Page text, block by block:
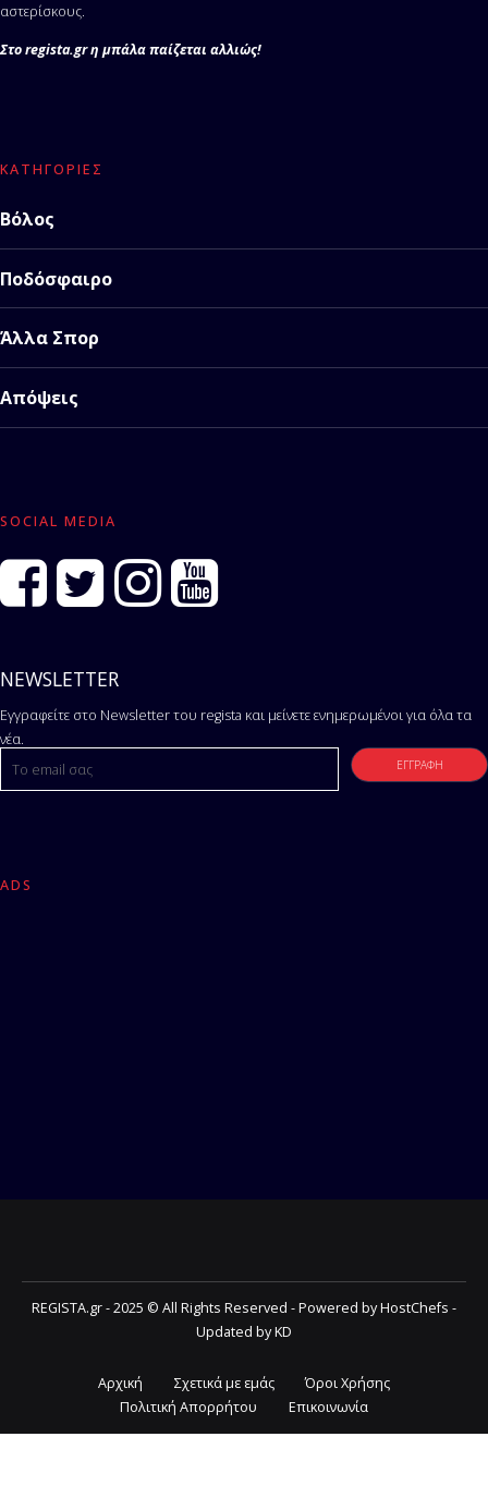
αστερίσκους.
Στο regista.gr η μπάλα παίζεται αλλιώς!
ΚΑΤΗΓΟΡΊΕΣ
Βόλος
Ποδόσφαιρο
Άλλα Σπορ
Απόψεις
SOCIAL MEDIA
NEWSLETTER
Εγγραφείτε στο Newsletter του regista και μείνετε ενημερωμένοι για όλα τα
νέα.
ADS
REGISTA.gr - 2025 © All Rights Reserved - Powered by HostChefs -
Updated by KD
Αρχική Σχετικά με εμάς
Όροι Χρήσης
Πολιτική Απορρήτου
Επικοινωνία